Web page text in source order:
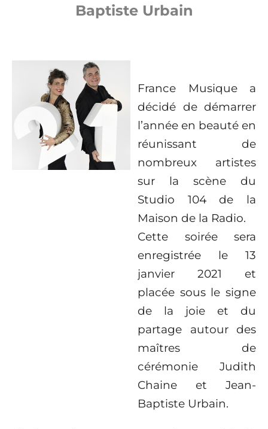
Baptiste Urbain
France Musique a
décidé de démarrer
l’année en beauté en
réunissant de
nombreux artistes
sur la scène du
Studio 104 de la
Maison de la Radio.
Cette soirée sera
enregistrée le 13
janvier 2021 et
placée sous le signe
de la joie et du
partage autour des
maîtres de
cérémonie Judith
Chaine et Jean-
Baptiste Urbain.